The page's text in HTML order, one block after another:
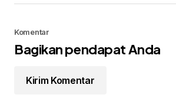
Komentar
Bagikan pendapat Anda
Kirim Komentar